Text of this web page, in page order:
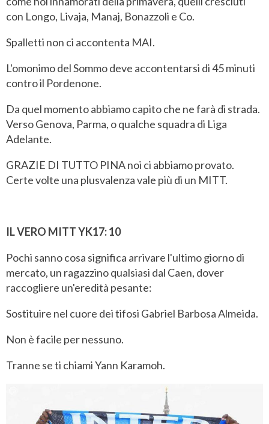
con Longo, Livaja, Manaj, Bonazzoli e Co.
Spalletti non ci accontenta MAI.
L'omonimo del Sommo deve accontentarsi di 45 minuti
contro il Pordenone.
Da quel momento abbiamo capito che ne farà di strada.
Verso Genova, Parma, o qualche squadra di Liga
Adelante.
GRAZIE DI TUTTO PINA noi ci abbiamo provato.
Certe volte una plusvalenza vale più di un MITT.
IL VERO MITT YK17: 10
Pochi sanno cosa significa arrivare l'ultimo giorno di
mercato, un ragazzino qualsiasi dal Caen, dover
raccogliere un'eredità pesante:
Sostituire nel cuore dei tifosi Gabriel Barbosa Almeida.
Non è facile per nessuno.
Tranne se ti chiami Yann Karamoh.